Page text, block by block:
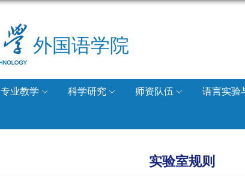
外国语学院
专业教学 科学研究 师资队伍 语言实验
实验室规则